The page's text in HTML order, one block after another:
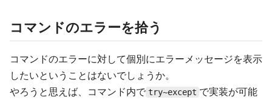
コマンドのエラーを拾う
コマンドのエラーに対して個別にエラーメッセージを表示
したいということはないでしょうか。
やろうと思えば、コマンド内で try~except で実装が可能